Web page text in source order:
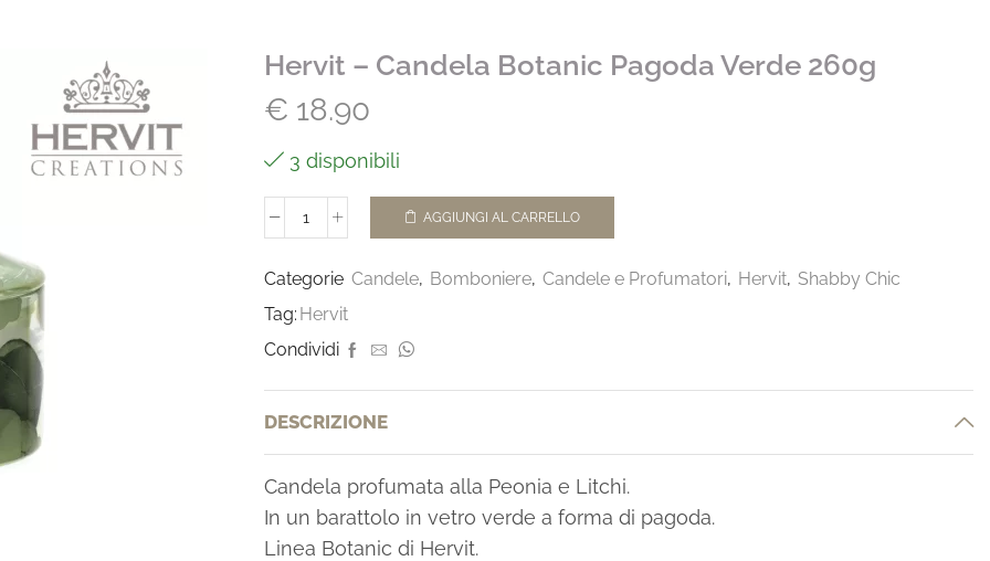
Hervit – Candela Botanic Pagoda Verde 260g
€ 18.90
3 disponibili
AGGIUNGI AL CARRELLO
Categorie Candele, Bomboniere, Candele e Profumatori, Hervit, Shabby Chic
Tag: Hervit
Condividi
DESCRIZIONE
Candela profumata alla Peonia e Litchi.
In un barattolo in vetro verde a forma di pagoda.
Linea Botanic di Hervit.